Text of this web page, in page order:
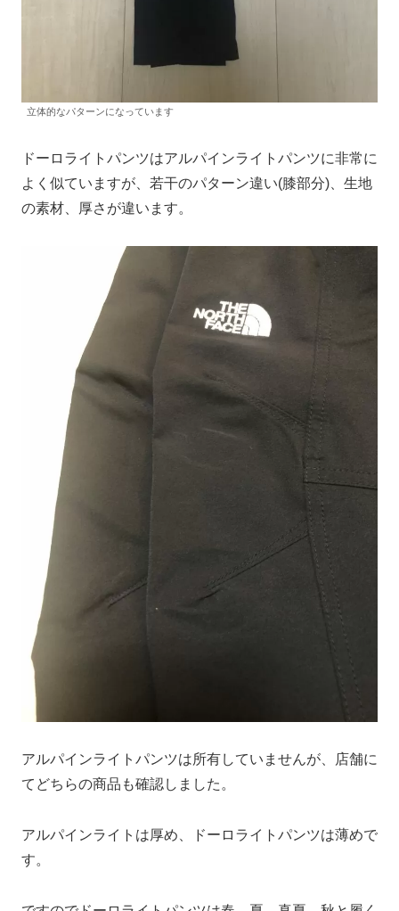
立体的なパターンになっています
ドーロライトパンツはアルパインライトパンツに非常に
よく似ていますが、若干のパターン違い(膝部分)、生地
の素材、厚さが違います。
アルパインライトパンツは所有していませんが、店舗に
てどちらの商品も確認しました。
アルパインライトは厚め、ドーロライトパンツは薄めで
す。